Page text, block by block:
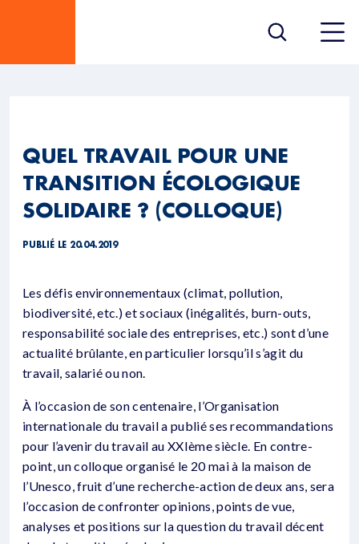
QUEL TRAVAIL POUR UNE
TRANSITION ÉCOLOGIQUE
SOLIDAIRE ? (COLLOQUE)
PUBLIÉ LE 20.04.2019
Les défis environnementaux (climat, pollution,
biodiversité, etc.) et sociaux (inégalités, burn-outs,
responsabilité sociale des entreprises, etc.) sont d’une
actualité brûlante, en particulier lorsqu’il s’agit du
travail, salarié ou non.
À l’occasion de son centenaire, l’Organisation
internationale du travail a publié ses recommandations
pour l’avenir du travail au XXIème siècle. En contre-
point, un colloque organisé le 20 mai à la maison de
l’Unesco, fruit d’une recherche-action de deux ans, sera
l’occasion de confronter opinions, points de vue,
analyses et positions sur la question du travail décent